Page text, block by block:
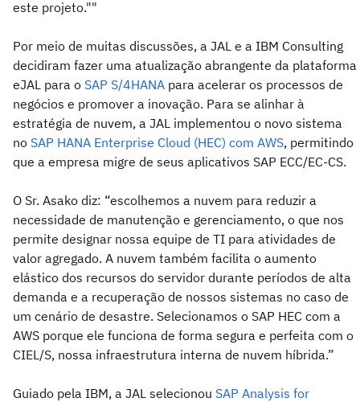
este projeto.""
Por meio de muitas discussões, a JAL e a IBM Consulting
decidiram fazer uma atualização abrangente da plataforma
eJAL para o SAP S/4HANA para acelerar os processos de
negócios e promover a inovação. Para se alinhar à
estratégia de nuvem, a JAL implementou o novo sistema
no SAP HANA Enterprise Cloud (HEC) com AWS, permitindo
que a empresa migre de seus aplicativos SAP ECC/EC-CS.
O Sr. Asako diz: “escolhemos a nuvem para reduzir a
necessidade de manutenção e gerenciamento, o que nos
permite designar nossa equipe de TI para atividades de
valor agregado. A nuvem também facilita o aumento
elástico dos recursos do servidor durante períodos de alta
demanda e a recuperação de nossos sistemas no caso de
um cenário de desastre. Selecionamos o SAP HEC com a
AWS porque ele funciona de forma segura e perfeita com o
CIEL/S, nossa infraestrutura interna de nuvem híbrida.”
Guiado pela IBM, a JAL selecionou SAP Analysis for